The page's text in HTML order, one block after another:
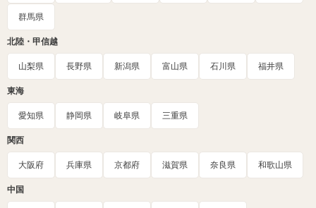
群馬県
北陸・甲信越
山梨県 長野県 新潟県 富山県 石川県 福井県
東海
愛知県 静岡県 岐阜県 三重県
関西
大阪府 兵庫県 京都府 滋賀県 奈良県 和歌山県
中国